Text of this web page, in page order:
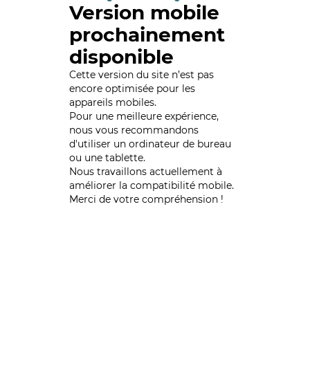
Version mobile
prochainement
disponible
Cette version du site n’est pas
encore optimisée pour les
appareils mobiles.
Pour une meilleure expérience,
nous vous recommandons
d'utiliser un ordinateur de bureau
ou une tablette.
Nous travaillons actuellement à
améliorer la compatibilité mobile.
Merci de votre compréhension !